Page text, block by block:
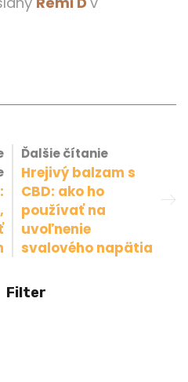
Ďalšie čítanie
Hrejivý balzam s
CBD: ako ho
používať na
uvoľnenie
svalového napätia
Filter